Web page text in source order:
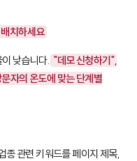
치하세요
낮습니다. "데모 신청하기",
자의 온도에 맞는 단계별
종 관련 키워드를 페이지 제목,